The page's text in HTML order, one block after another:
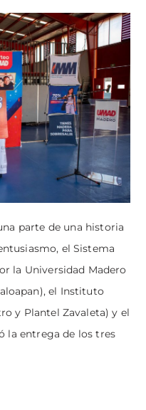
parte de una historia
el Sistema
la Universidad Madero
el Instituto
y Plantel Zavaleta) y el
la entrega de los tres